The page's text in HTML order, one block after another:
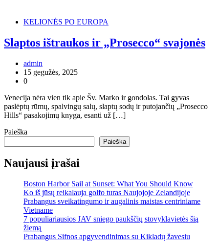
KELIONĖS PO EUROPA
Slaptos ištraukos ir „Prosecco“ svajonės
admin
15 gegužės, 2025
0
Venecija nėra vien tik apie Šv. Marko ir gondolas. Tai gyvas
paslėptų rūmų, spalvingų salų, slaptų sodų ir putojančių „Prosecco
Hills“ pasakojimų knyga, esanti už […]
Paieška
Paieška
Naujausi įrašai
Boston Harbor Sail at Sunset: What You Should Know
Ko iš jūsų reikalauja golfo turas Naujojoje Zelandijoje
Prabangus sveikatingumo ir augalinis maistas centriniame
Vietname
7 populiariausios JAV sniego paukščių stovyklavietės šią
žiemą
Prabangus Sifnos apgyvendinimas su Kikladų žavesiu